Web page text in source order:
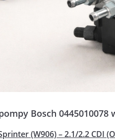
Bosch 0445010078
(W906) – 2.1/2.2 CDI